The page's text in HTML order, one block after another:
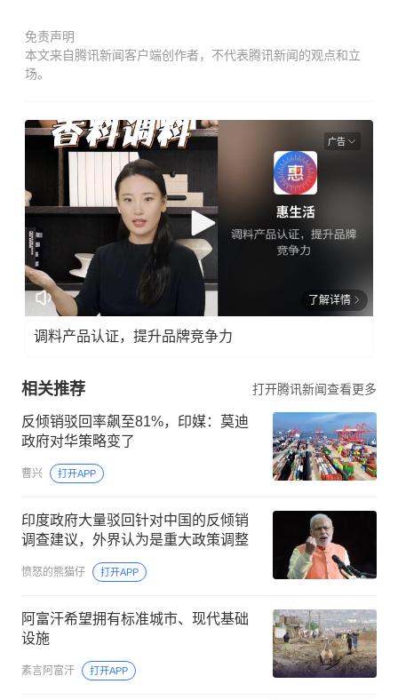
免责声明
本文来自腾讯新闻客户端创作者，不代表腾讯新闻的观点和立
场。
广告
了解详情
调料产品认证，提升品牌竞争力
相关推荐 打开腾讯新闻查看更多
反倾销驳回率飙至81%，印媒：莫迪
政府对华策略变了
曹兴 打开APP
印度政府大量驳回针对中国的反倾销
调查建议，外界认为是重大政策调整
愤怒的熊猫仔 打开APP
阿富汗希望拥有标准城市、现代基础
设施
素言阿富汗 打开APP